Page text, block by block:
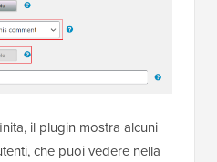
il plugin mostra alcuni
che puoi vedere nella